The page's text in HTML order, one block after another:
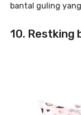
bantal guling
10. Restking